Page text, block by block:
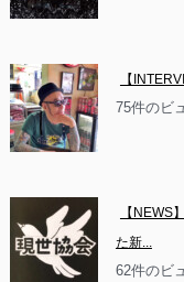
【
75件のビ
【NEWS
た新...
62件のビ